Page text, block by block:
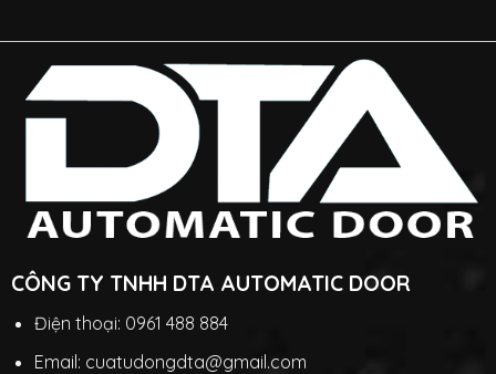
CÔNG TY TNHH DTA AUTOMATIC DOOR
Điện thoại: 0961 488 884
Email: cuatudongdta@gmail.com